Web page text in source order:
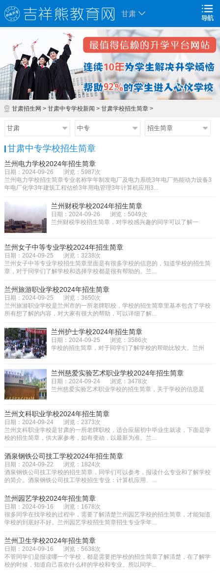
甘肃
甘肃招生网 > 甘肃中专学校新闻 > 甘肃学校招生简章>
甘肃 中专 招生简章
甘肃中专学校招生简章
兰州电力学校2024年招生简章
日期：2024-09-26
浏览：5987次
兰州电力学校招生简章专业名称学年制发电厂及电力系统3年电厂热能动力设备3
年电厂化学3年建筑工程估价3年用电管理3年计算机应用3...
兰州财税学校2024年招生简章
日期：2024-09-26
浏览：5049次
兰州财税学校招生简章，对学校感兴趣的同学可以了解一
兰州女子中等专业学校2024年招生简章
日期：2024-09-25
浏览：3238次
兰州女子中等专业学校招生简章里面是有很多学校的信息的，知道学校的招生简
章，对于同学们了解学校和选择学校都是很有帮助的。兰...
兰州旅游职业学校2024年招生简章
日期：2024-09-25
浏览：3650次
兰州旅游职业学校是兰州市的一所老牌职校，学校的招生简章里基本包含了学校
所有想了解的内容，对大家有很大的帮助，可以详细了解...
兰州护士学校2024年招生简章
日期：2024-09-25
浏览：3586次
学校的招生简章，对于同学们了解学校的帮助比较大。兰州
兰州慈爱实验艺术职业学校2024年招生简章
日期：2024-09-24
浏览：3478次
兰州慈爱实验艺术职业学校的招生简章，关于学校的信息是
兰州文科职业学校2024年招生简章
日期：2024-09-24
浏览：2373次
兰州文科职业学校是甘肃的一所老牌职校，适合应届初中毕业生就读，下面是学
校的招生简章，供大家参考，如有变动，以最新为准。兰...
酒泉钢铁公司技工学校2024年招生简章
日期：2024-09-22
浏览：1824次
酒泉钢铁公司技工学校的招生简章，同学们可以参考，报读什么专业和了解学校
的简介。酒泉钢铁公司技工学校招生专业：计算机应用、...
兰州园艺学校2024年招生简章
日期：2024-09-16
浏览：1678次
很多同学在找学校的过程中，需要了解清楚兰州园艺学校的招生简章，才能知道
学校的到底好不好。兰州园艺学校招生简章招生专业学年...
兰州卫生学校2024年招生简章
日期：2024-09-16
浏览：5638次
不管同学们是报读哪一个学校，都是需要把学校的招生简章了解清楚，在了解学
校的时候，知道自己喜欢什么样的学校和专业。所以同学...